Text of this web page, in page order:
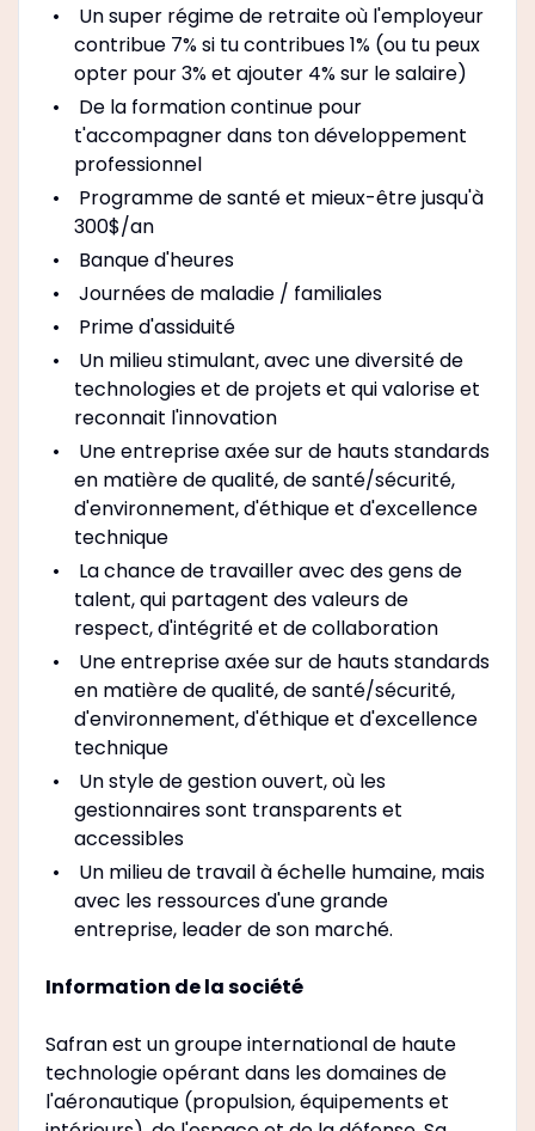
Un super régime de retraite où l'employeur
contribue 7% si tu contribues 1% (ou tu peux
opter pour 3% et ajouter 4% sur le salaire)
De la formation continue pour
t'accompagner dans ton développement
professionnel
Programme de santé et mieux-être jusqu'à
300$/an
Banque d'heures
Journées de maladie / familiales
Prime d'assiduité
Un milieu stimulant, avec une diversité de
technologies et de projets et qui valorise et
reconnait l'innovation
Une entreprise axée sur de hauts standards
en matière de qualité, de santé/sécurité,
d'environnement, d'éthique et d'excellence
technique
La chance de travailler avec des gens de
talent, qui partagent des valeurs de
respect, d'intégrité et de collaboration
Une entreprise axée sur de hauts standards
en matière de qualité, de santé/sécurité,
d'environnement, d'éthique et d'excellence
technique
Un style de gestion ouvert, où les
gestionnaires sont transparents et
accessibles
Un milieu de travail à échelle humaine, mais
avec les ressources d'une grande
entreprise, leader de son marché.
Information de la société
Safran est un groupe international de haute
technologie opérant dans les domaines de
l'aéronautique (propulsion, équipements et